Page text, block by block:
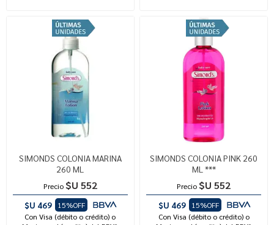
SIMONDS COLONIA MARINA
260 ML
Precio $U 552
$U 469
15%OFF
Con Visa (débito o crédito) o
SIMONDS COLONIA PINK 260
ML ***
Precio $U 552
$U 469
15%OFF
Con Visa (débito o crédito) o